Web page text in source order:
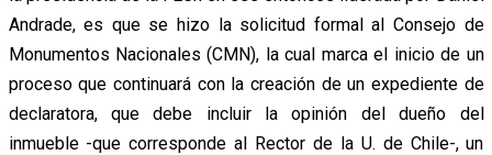
Andrade, es que se hizo la solicitud formal al Consejo de
Monumentos Nacionales (CMN), la cual marca el inicio de un
proceso que continuará con la creación de un expediente de
declaratora, que debe incluir la opinión del dueño del
inmueble -que corresponde al Rector de la U. de Chile-, un